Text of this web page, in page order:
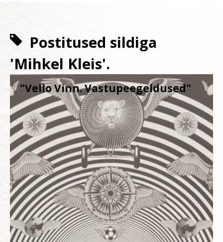
Postitused sildiga
'Mihkel Kleis'.
"Vello Vinn. Vastupeegeldused"